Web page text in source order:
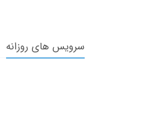
سرویس های روزانه